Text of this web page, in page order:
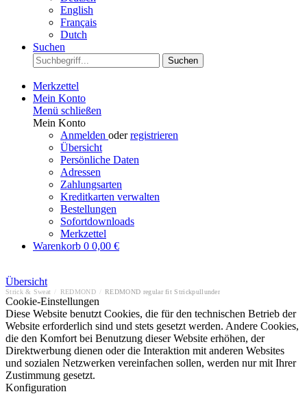
English
Français
Dutch
Suchen
Suchen
Merkzettel
Mein Konto
Menü schließen
Mein Konto
Anmelden oderregistrieren
Übersicht
Persönliche Daten
Adressen
Zahlungsarten
Kreditkarten verwalten
Bestellungen
Sofortdownloads
Merkzettel
Warenkorb 0 0,00 €
Übersicht
Strick & Sweat REDMOND REDMOND regular fit Strickpullunder
Cookie-Einstellungen
Diese Website benutzt Cookies, die für den technischen Betrieb der
Website erforderlich sind und stets gesetzt werden. Andere Cookies,
die den Komfort bei Benutzung dieser Website erhöhen, der
Direktwerbung dienen oder die Interaktion mit anderen Websites
und sozialen Netzwerken vereinfachen sollen, werden nur mit Ihrer
Zustimmung gesetzt.
Konfiguration